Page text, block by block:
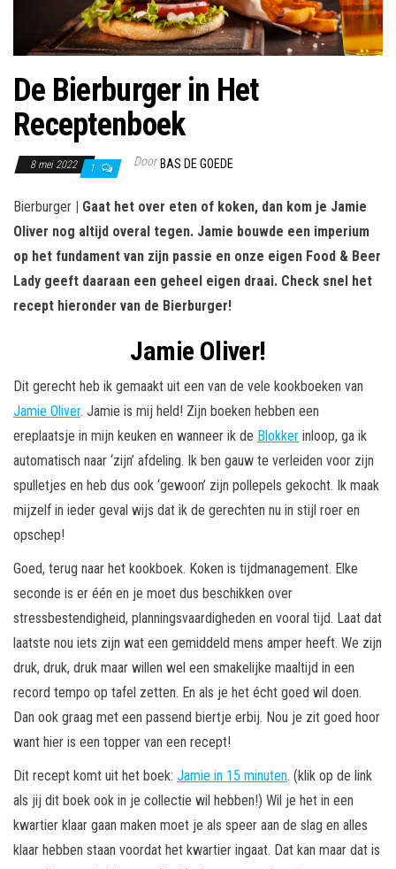
De Bierburger in Het
Receptenboek
8 mei 2022 1 Door BAS DE GOEDE
Bierburger | Gaat het over eten of koken, dan kom je Jamie
Oliver nog altijd overal tegen. Jamie bouwde een imperium
op het fundament van zijn passie en onze eigen Food & Beer
Lady geeft daaraan een geheel eigen draai. Check snel het
recept hieronder van de Bierburger!
Jamie Oliver!
Dit gerecht heb ik gemaakt uit een van de vele kookboeken van
Jamie Oliver. Jamie is mij held! Zijn boeken hebben een
ereplaatsje in mijn keuken en wanneer ik de Blokker inloop, ga ik
automatisch naar ‘zijn’ afdeling. Ik ben gauw te verleiden voor zijn
spulletjes en heb dus ook ‘gewoon’ zijn pollepels gekocht. Ik maak
mijzelf in ieder geval wijs dat ik de gerechten nu in stijl roer en
opschep!
Goed, terug naar het kookboek. Koken is tijdmanagement. Elke
seconde is er één en je moet dus beschikken over
stressbestendigheid, planningsvaardigheden en vooral tijd. Laat dat
laatste nou iets zijn wat een gemiddeld mens amper heeft. We zijn
druk, druk, druk maar willen wel een smakelijke maaltijd in een
record tempo op tafel zetten. En als je het écht goed wil doen.
Dan ook graag met een passend biertje erbij. Nou je zit goed hoor
want hier is een topper van een recept!
Dit recept komt uit het boek: Jamie in 15 minuten. (klik op de link
als jij dit boek ook in je collectie wil hebben!) Wil je het in een
kwartier klaar gaan maken moet je als speer aan de slag en alles
klaar hebben staan voordat het kwartier ingaat. Dat kan maar dat is